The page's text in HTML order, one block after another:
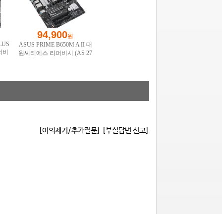
[이의제기/추가질문] [부실답변 신고]